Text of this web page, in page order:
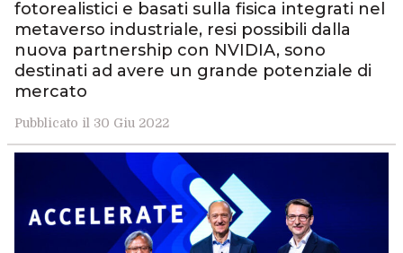
fotorealistici e basati sulla fisica integrati nel
metaverso industriale, resi possibili dalla
nuova partnership con NVIDIA, sono
destinati ad avere un grande potenziale di
mercato
Pubblicato il 30 Giu 2022